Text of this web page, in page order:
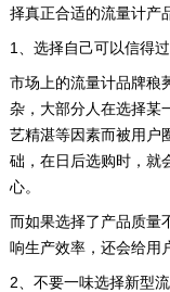
择真正合适的流量计产
1、选择自己可以信得
市场上的流量计品牌稂
杂，大部分人在选择某
艺精湛等因素而被用户
础，在日后选购时，就
心。
而如果选择了产品质量
响生产效率，还会给用
2、不要一味选择新型